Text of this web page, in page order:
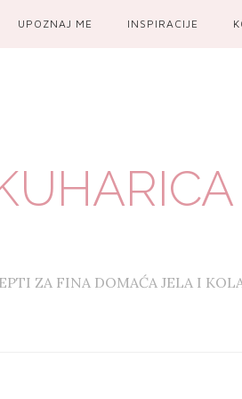
UPOZNAJ ME INSPIRACIJE
ZA FINA DOMAĆA JELA I